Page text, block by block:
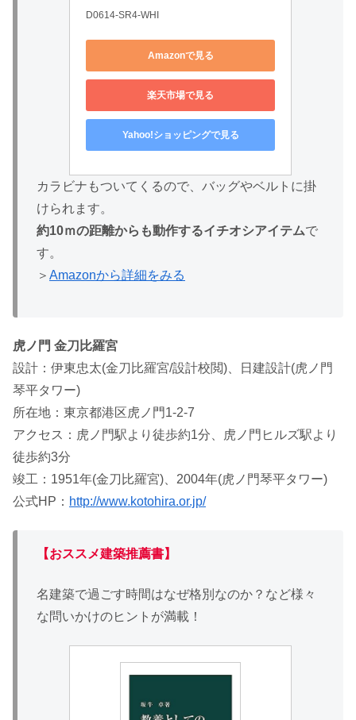
D0614-SR4-WHI
Amazonで見る
楽天市場で見る
Yahoo!ショッピングで見る
カラビナもついてくるので、バッグやベルトに掛
けられます。
約10ｍの距離からも動作するイチオシアイテムで
す。
＞ Amazonから詳細をみる
虎ノ門 金刀比羅宮
設計：伊東忠太(金刀比羅宮/設計校閲)、日建設計(虎ノ門
琴平タワー)
所在地：東京都港区虎ノ門1-2-7
アクセス：虎ノ門駅より徒歩約1分、虎ノ門ヒルズ駅より
徒歩約3分
竣工：1951年(金刀比羅宮)、2004年(虎ノ門琴平タワー)
公式HP： http://www.kotohira.or.jp/
【おススメ建築推薦書】
名建築で過ごす時間はなぜ格別なのか？など様々
な問いかけのヒントが満載！